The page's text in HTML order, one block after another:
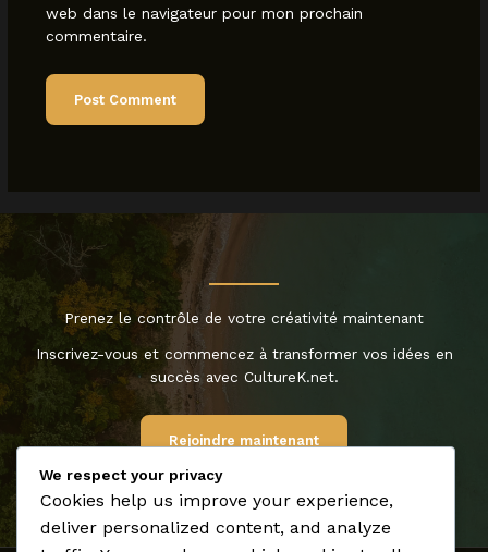
web dans le navigateur pour mon prochain
commentaire.
Prenez le contrôle de votre créativité maintenant
Inscrivez-vous et commencez à transformer vos idées en
succès avec CultureK.net.
Rejoindre maintenant
We respect your privacy
Cookies help us improve your experience,
deliver personalized content, and analyze